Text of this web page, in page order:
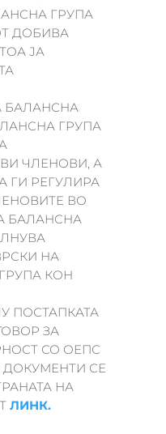
ГРУПА
ДОБИВА
ЈА
БАЛАНСНА
ГРУПА
ЧЛЕНОВИ, А
ГИ РЕГУЛИРА
ВО
БАЛАНСНА
НА
КОН
ПОСТАПКАТА
ЗА
СО ОЕПС
ДОКУМЕНТИ СЕ
НА
ЛИНК.